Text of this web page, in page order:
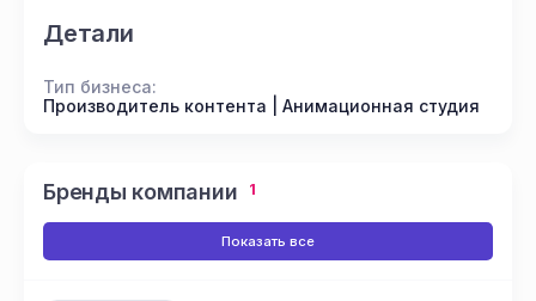
Детали
Тип бизнеса:
Производитель контента | Анимационная студия
Бренды компании 1
Показать все